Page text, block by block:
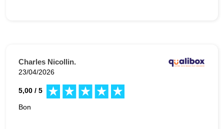
Charles Nicollin.
23/04/2026
5,00 / 5
Bon